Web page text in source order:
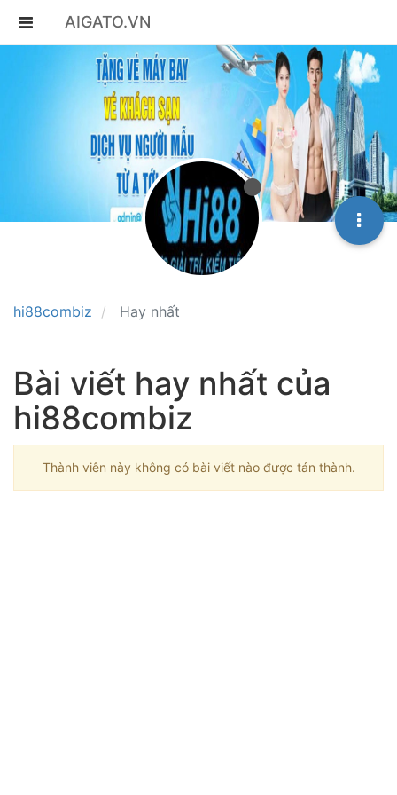
AIGATO.VN
hi88combiz Hay nhất
Bài viết hay nhất của
hi88combiz
Thành viên này không có bài viết nào được tán thành.